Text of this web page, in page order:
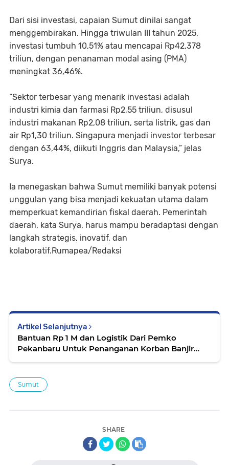
Dari sisi investasi, capaian Sumut dinilai sangat
menggembirakan. Hingga triwulan III tahun 2025,
investasi tumbuh 10,51% atau mencapai Rp42,378
triliun, dengan penanaman modal asing (PMA)
meningkat 36,46%.
“Sektor terbesar yang menarik investasi adalah
industri kimia dan farmasi Rp2,55 triliun, disusul
industri makanan Rp2,08 triliun, serta listrik, gas dan
air Rp1,30 triliun. Singapura menjadi investor terbesar
dengan 63,44%, diikuti Inggris dan Malaysia,” jelas
Surya.
Ia menegaskan bahwa Sumut memiliki banyak potensi
unggulan yang bisa menjadi kekuatan utama dalam
memperkuat kemandirian fiskal daerah. Pemerintah
daerah, kata Surya, harus mampu beradaptasi dengan
langkah strategis, inovatif, dan
kolaboratif.Rumapea/Redaksi
Artikel Selanjutnya
Bantuan Rp 1 M dan Logistik Dari Pemko
Pekanbaru Untuk Penanganan Korban Banjir
Sumut
SHARE